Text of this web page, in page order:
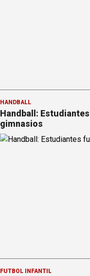
HANDBALL
Handball:
gimnasios
FÚTBOL INFANTIL